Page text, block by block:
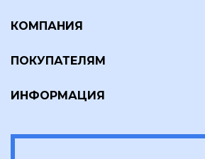
КОМПАНИЯ
ПОКУПАТЕЛЯМ
ИНФОРМАЦИЯ